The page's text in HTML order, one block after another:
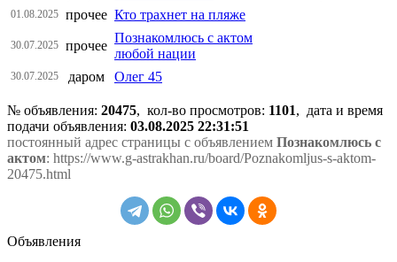
01.08.2025 прочее Кто трахнет на пляже
30.07.2025 прочее
Познакомлюсь с актом
любой нации
30.07.2025 даром Олег 45
№ объявления: 20475, кол-во просмотров: 1101, дата и время
подачи объявления: 03.08.2025 22:31:51
постоянный адрес страницы с объявлением Познакомлюсь с
актом: https://www.g-astrakhan.ru/board/Poznakomljus-s-aktom-
20475.html
Объявления